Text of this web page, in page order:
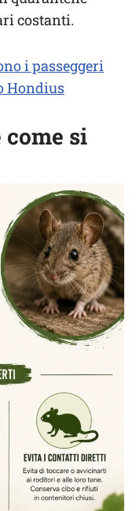
costanti.
i passeggeri
Hondius
come si